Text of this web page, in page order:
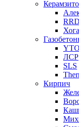
RRD
ЛСР
SLS
Кирпич